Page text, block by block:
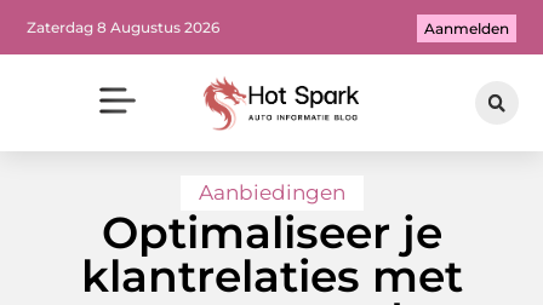
Zaterdag 8 Augustus 2026 Aanmelden
Aanbiedingen
Optimaliseer je
klantrelaties met